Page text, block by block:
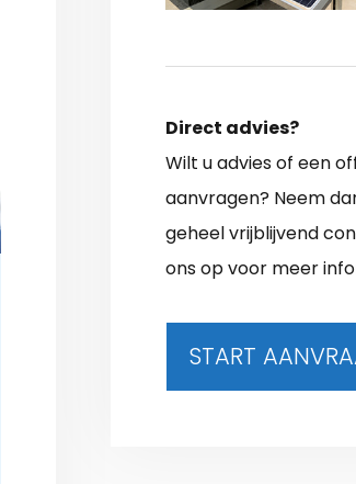
Direct advies?
Wilt u advies of een
aanvragen? Neem
geheel vrijblijvend
ons op voor meer
START